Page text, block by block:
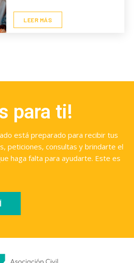
LEER MÁS
para ti!
está preparado para recibir tus
peticiones, consultas y brindarte el
haga falta para ayudarte. Este es